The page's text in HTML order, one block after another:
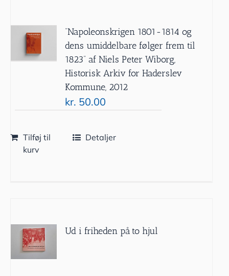
”Napoleonskrigen 1801-1814 og
dens umiddelbare følger frem til
1823” af Niels Peter Wiborg,
Historisk Arkiv for Haderslev
Kommune, 2012
kr. 50.00
Tilføj til
kurv
Detaljer
Ud i friheden på to hjul